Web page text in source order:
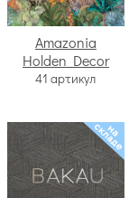
Amazonia
Holden Decor
41 артикул